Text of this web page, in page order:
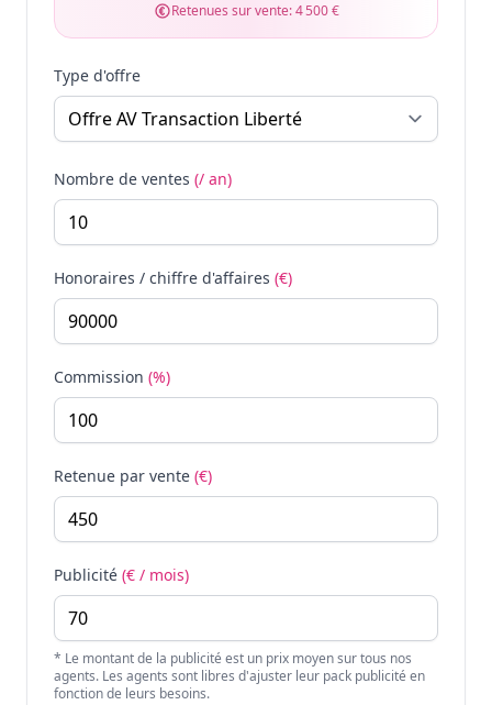
Retenues sur vente:4 500 €
Type d'offre
Nombre de ventes (/ an)
Honoraires / chiffre d'affaires (€)
Commission (%)
Retenue par vente (€)
Publicité (€ / mois)
* Le montant de la publicité est un prix moyen sur tous nos
agents. Les agents sont libres d'ajuster leur pack publicité en
fonction de leurs besoins.